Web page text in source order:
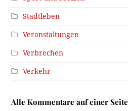
Stadtleben
Veranstaltungen
Verbrechen
Verkehr
Alle Kommentare auf einer Seite